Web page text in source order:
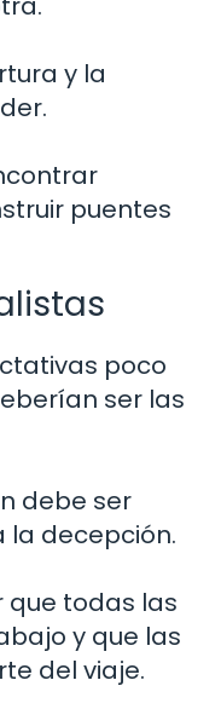
y la
puentes
poco
ser las
debe ser
la decepción.
que todas las
y que las
del viaje.